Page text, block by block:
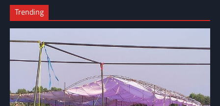
Trending